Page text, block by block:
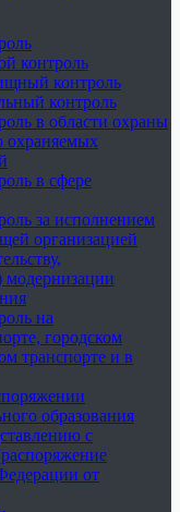
контроль
контроль
контроль
в области охраны
охраняемых
в сфере
за исполнением
организацией
модернизации
на
городском
транспорте и в
образования
с
от